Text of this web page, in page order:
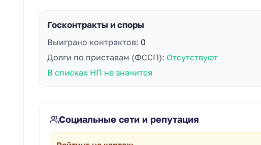
Госконтракты и споры
Выиграно контрактов: 0
Долги по приставам (ФССП): Отсутствуют
В списках НП не значится
Социальные сети и репутация